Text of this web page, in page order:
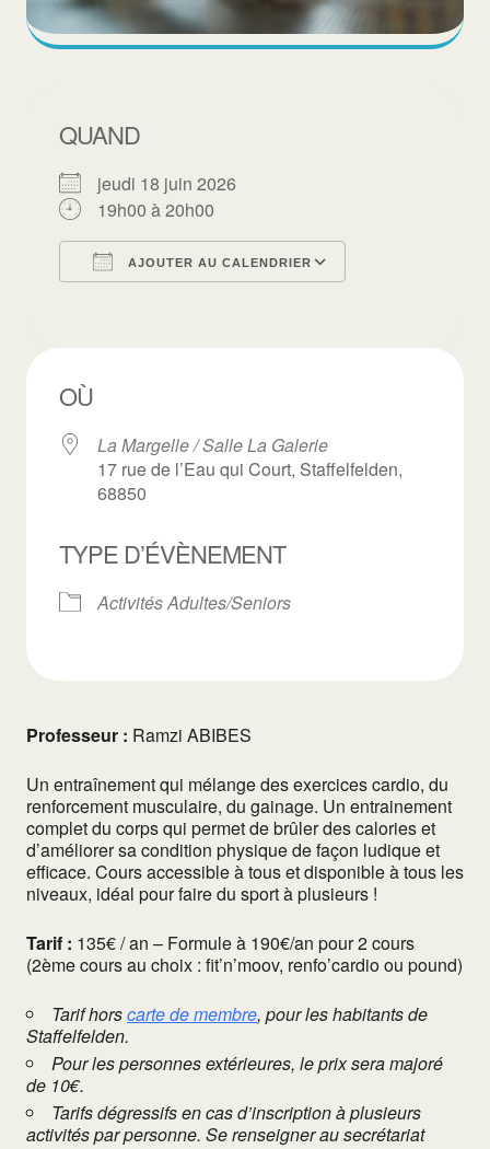
QUAND
jeudi 18 juin 2026
19h00 à 20h00
AJOUTER AU CALENDRIER
OÙ
La Margelle / Salle La Galerie
17 rue de l’Eau qui Court, Staffelfelden,
68850
TYPE D’ÉVÈNEMENT
Activités Adultes/Seniors
Professeur : Ramzi ABIBES
Un entraînement qui mélange des exercices cardio, du
renforcement musculaire, du gainage. Un entrainement
complet du corps qui permet de brûler des calories et
d’améliorer sa condition physique de façon ludique et
efficace. Cours accessible à tous et disponible à tous les
niveaux, idéal pour faire du sport à plusieurs !
Tarif : 135€ / an – Formule à 190€/an pour 2 cours
(2ème cours au choix : fit’n’moov, renfo’cardio ou pound)
Tarif horscarte de membre, pour les habitants de
Staffelfelden.
Pour les personnes extérieures, le prix sera majoré
de 10€.
Tarifs dégressifs en cas d’inscription à plusieurs
activités par personne. Se renseigner au secrétariat